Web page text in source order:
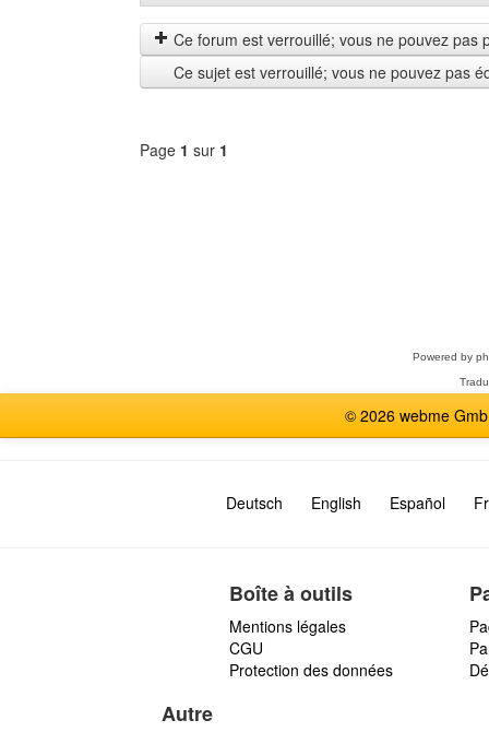
les
messages
depuis
by
Ce forum est verrouillé; vous ne pouvez pas
Ce sujet est verrouillé; vous ne pouvez pas
Page 1 sur 1
Powered by
© 2026 webme
Deutsch English Español
Boîte à outils
Mentions légales
CGU
Protection des données
Autre